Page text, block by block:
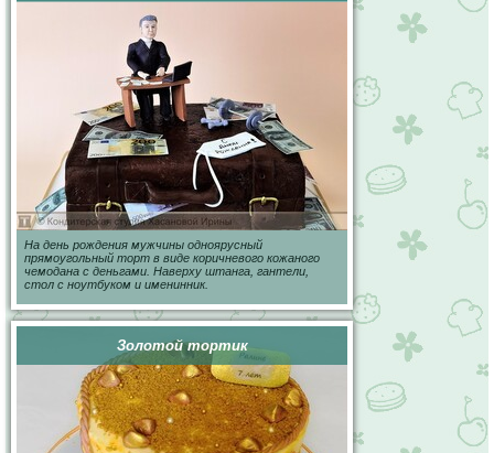
На день рождения мужчины одноярусный
прямоугольный торт в виде коричневого кожаного
чемодана с деньгами. Наверху штанга, гантели,
стол с ноутбуком и именинник.
Золотой тортик